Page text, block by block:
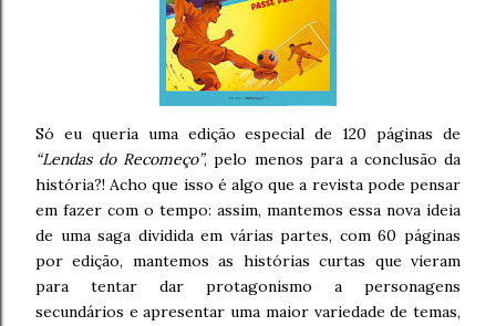
Só eu queria uma edição especial de 120 páginas de
“Lendas do Recomeço”, pelo menos para a conclusão da
história?! Acho que isso é algo que a revista pode pensar
em fazer com o tempo: assim, mantemos essa nova ideia
de uma saga dividida em várias partes, com 60 páginas
por edição, mantemos as histórias curtas que vieram
para tentar dar protagonismo a personagens
secundários e apresentar uma maior variedade de temas,